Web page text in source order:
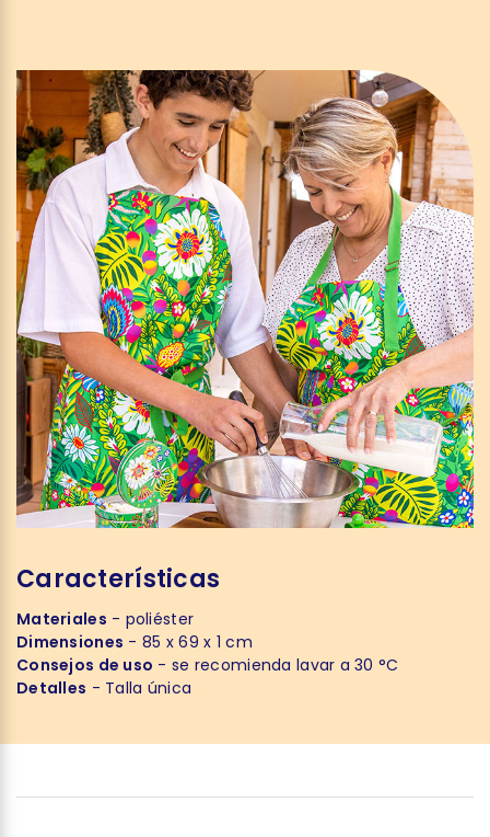
Características
Materiales - poliéster
Dimensiones - 85 x 69 x 1 cm
Consejos de uso - se recomienda lavar a 30 °C
Detalles - Talla única